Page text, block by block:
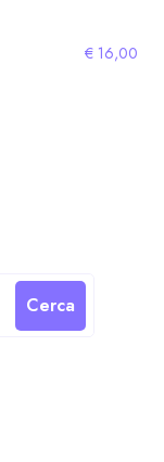
€ 16,00
Cerca